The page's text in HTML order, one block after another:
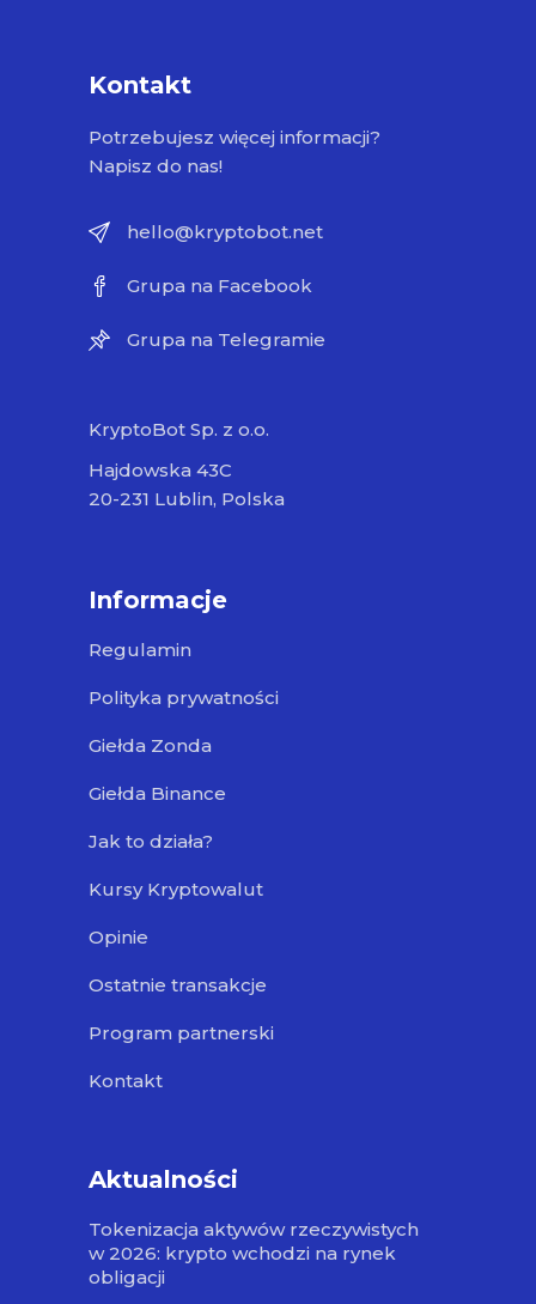
Kontakt
Potrzebujesz więcej informacji?
Napisz do nas!
hello@kryptobot.net
Grupa na Facebook
Grupa na Telegramie
KryptoBot Sp. z o.o.
Hajdowska 43C
20-231 Lublin, Polska
Informacje
Regulamin
Polityka prywatności
Giełda Zonda
Giełda Binance
Jak to działa?
Kursy Kryptowalut
Opinie
Ostatnie transakcje
Program partnerski
Kontakt
Aktualności
Tokenizacja aktywów rzeczywistych
w 2026: krypto wchodzi na rynek
obligacji